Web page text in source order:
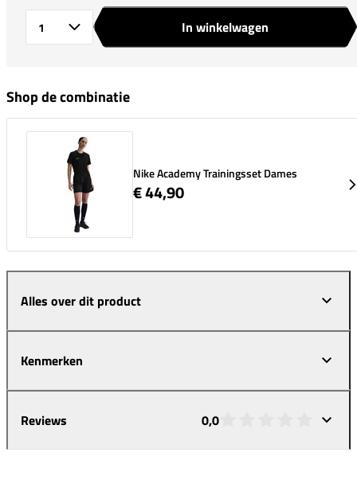
In winkelwagen
Shop de combinatie
Nike Academy Trainingsset Dames
€ 44,90
Alles over dit product
Kenmerken
Reviews 0,0